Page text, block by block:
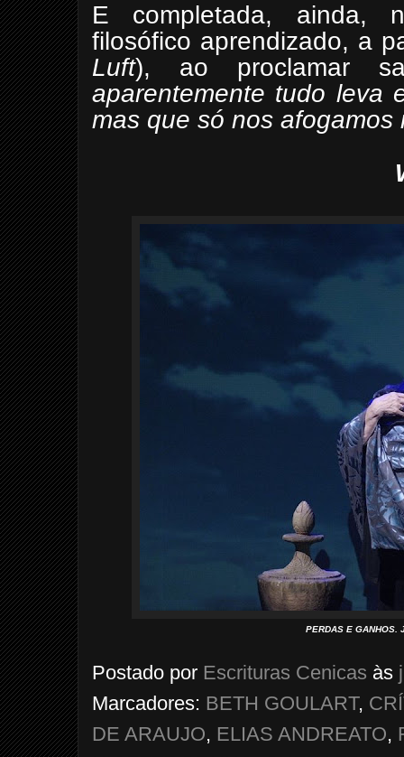
E completada, ainda,
filosófico aprendizado, a
Luft), ao proclamar
aparentemente tudo leva
mas que só nos afogamos
PERDAS E
Postado por Escrituras Cenicas às
Marcadores: BETH GOULART,
DE ARAUJO, ELIAS ANDREATO,